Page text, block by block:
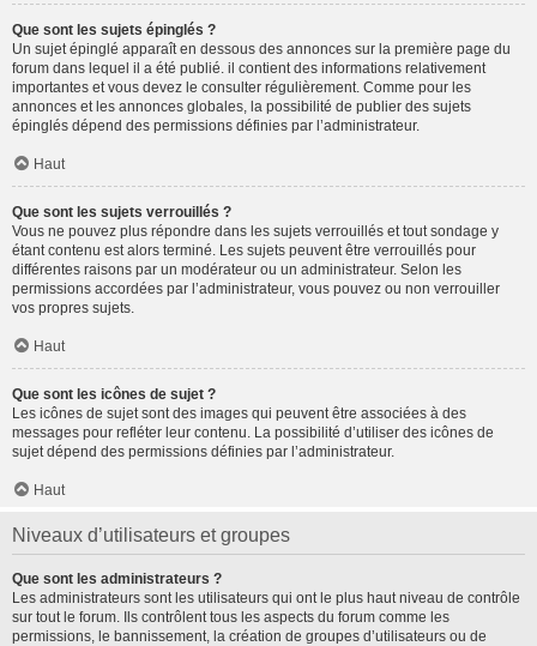
Que sont les sujets épinglés ?
Un sujet épinglé apparaît en dessous des annonces sur la première page du
forum dans lequel il a été publié. il contient des informations relativement
importantes et vous devez le consulter régulièrement. Comme pour les
annonces et les annonces globales, la possibilité de publier des sujets
épinglés dépend des permissions définies par l’administrateur.
Haut
Que sont les sujets verrouillés ?
Vous ne pouvez plus répondre dans les sujets verrouillés et tout sondage y
étant contenu est alors terminé. Les sujets peuvent être verrouillés pour
différentes raisons par un modérateur ou un administrateur. Selon les
permissions accordées par l’administrateur, vous pouvez ou non verrouiller
vos propres sujets.
Haut
Que sont les icônes de sujet ?
Les icônes de sujet sont des images qui peuvent être associées à des
messages pour refléter leur contenu. La possibilité d’utiliser des icônes de
sujet dépend des permissions définies par l’administrateur.
Haut
Niveaux d’utilisateurs et groupes
Que sont les administrateurs ?
Les administrateurs sont les utilisateurs qui ont le plus haut niveau de contrôle
sur tout le forum. Ils contrôlent tous les aspects du forum comme les
permissions, le bannissement, la création de groupes d’utilisateurs ou de